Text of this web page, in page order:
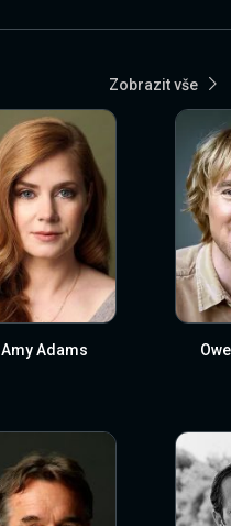
Zobrazit vše
Amy Adams